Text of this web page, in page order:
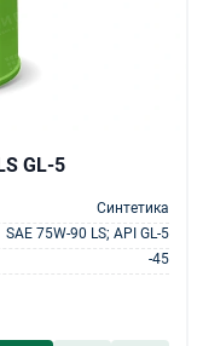
GL-5
Синтетика
SAE 75W-90 LS; API GL-5
-45